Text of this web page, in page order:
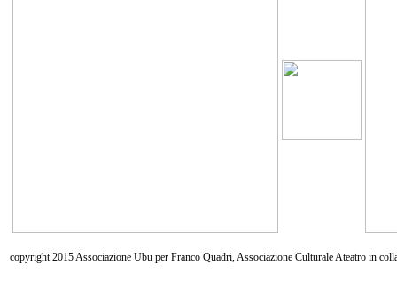
copyright 2015 Associazione Ubu per Franco Quadri, Associazione Culturale Ateatro in